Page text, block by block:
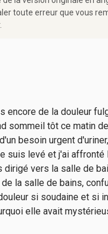
toute erreur que vous
encore de la douleur
sommeil tôt ce matin
besoin urgent
suis levé et j'ai
dirigé vers la salle de
la salle de bains,
si soudaine et si
elle avait